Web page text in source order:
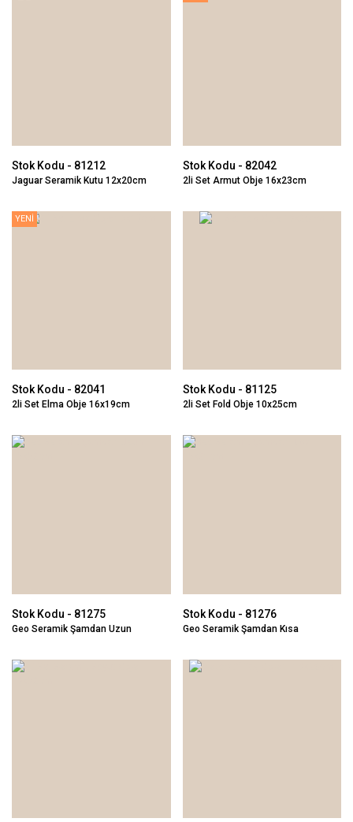
Stok Kodu - 81212
Jaguar Seramik Kutu 12x20cm
Stok Kodu - 82042
2li Set Armut Obje 16x23cm
YENİ
Stok Kodu - 82041
2li Set Elma Obje 16x19cm
Stok Kodu - 81125
2li Set Fold Obje 10x25cm
Stok Kodu - 81275
Geo Seramik Şamdan Uzun
Stok Kodu - 81276
Geo Seramik Şamdan Kısa